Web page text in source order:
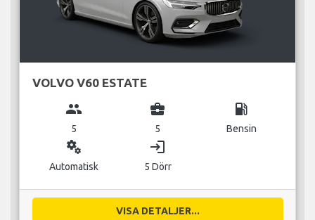
VOLVO V60 ESTATE
group
5
business_center
5
local_gas_station
Bensin
miscellaneous_services
Automatisk
login
5 Dörr
VISA DETALJER...